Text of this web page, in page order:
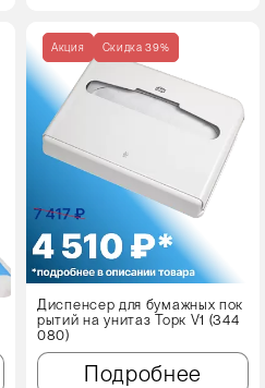
Акция Cкидка 39%
Диспенсер для бумажных пок
рытий на унитаз Торк V1 (344
080)
Подробнее